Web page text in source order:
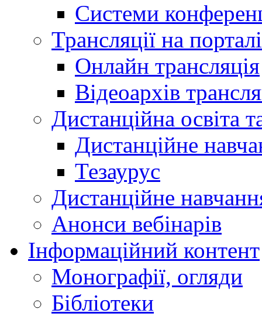
Системи
Трансляції на порталі
Онлайн трансляція
Відеоархів
Дистанційна освіта
Дистанційне
Тезаурус
Дистанційне
Анонси вебінарів
Інформаційний контент
Монографії, огляди
Бібліотеки